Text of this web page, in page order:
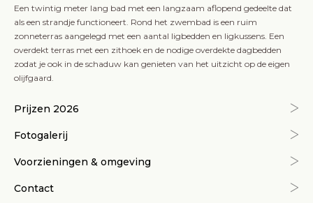
Een twintig meter lang bad met een langzaam aflopend gedeelte dat
als een strandje functioneert. Rond het zwembad is een ruim
zonneterras aangelegd met een aantal ligbedden en ligkussens. Een
overdekt terras met een zithoek en de nodige overdekte dagbedden
zodat je ook in de schaduw kan genieten van het uitzicht op de eigen
olijfgaard.
Prijzen 2026
Fotogalerij
Voorzieningen & omgeving
Contact